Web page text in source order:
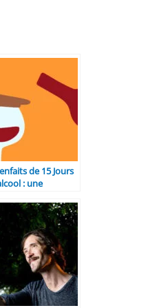
de 15 Jours
: une